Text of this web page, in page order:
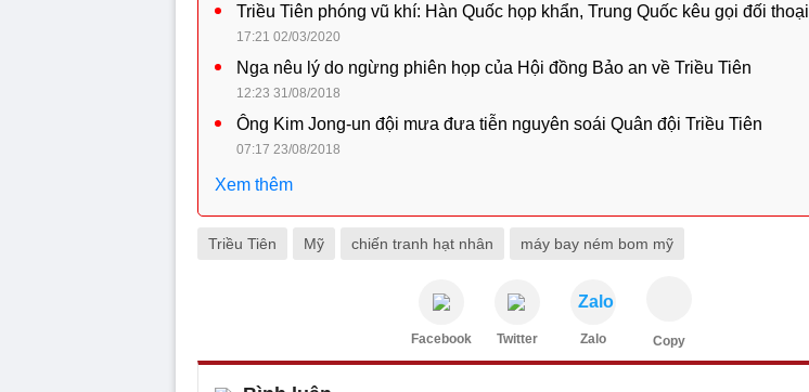
Triều Tiên phóng vũ khí: Hàn Quốc họp khẩn, Trung Quốc kêu gọi đối thoại
17:21 02/03/2020
Nga nêu lý do ngừng phiên họp của Hội đồng Bảo an về Triều Tiên
12:23 31/08/2018
Ông Kim Jong-un đội mưa đưa tiễn nguyên soái Quân đội Triều Tiên
07:17 23/08/2018
Xem thêm
Triều Tiên Mỹ chiến tranh hạt nhân máy bay ném bom mỹ
Facebook Twitter
Zalo
Zalo Copy